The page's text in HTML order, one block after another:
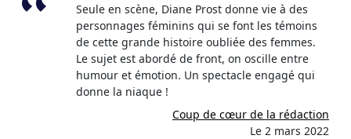
Seule en scène, Diane Prost donne vie à des
personnages féminins qui se font les témoins
de cette grande histoire oubliée des femmes.
Le sujet est abordé de front, on oscille entre
humour et émotion. Un spectacle engagé qui
donne la niaque !
Coup de cœur de la rédaction
Le 2 mars 2022